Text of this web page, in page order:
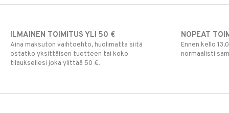
ILMAINEN TOIMITUS YLI 50 €
Aina maksuton vaihtoehto, huolimatta siitä
ostatko yksittäisen tuotteen tai koko
tilauksellesi joka ylittää 50 €.
NOPEAT
Ennen kello
normaalisti